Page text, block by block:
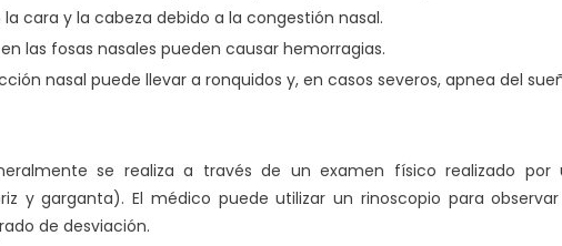
la cara y la cabeza debido a la congestión nasal.
las fosas nasales pueden causar hemorragias.
nasal puede llevar a ronquidos y, en casos severos, apnea del
se realiza a través de un examen físico realizado por
y garganta). El médico puede utilizar un rinoscopio para
de desviación.